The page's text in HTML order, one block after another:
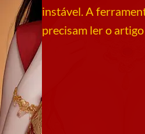
instável. A
precisam ler o